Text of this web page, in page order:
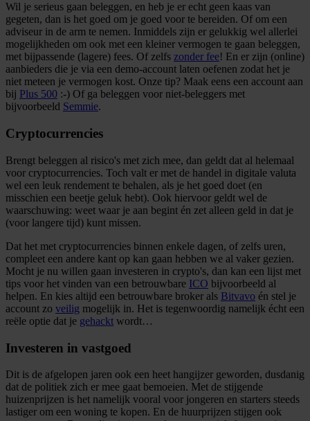
Wil je serieus gaan beleggen, en heb je er echt geen kaas van
gegeten, dan is het goed om je goed voor te bereiden. Of om een
adviseur in de arm te nemen. Inmiddels zijn er gelukkig wel allerlei
mogelijkheden om ook met een kleiner vermogen te gaan beleggen,
met bijpassende (lagere) fees. Of zelfs zonder fee! En er zijn (online)
aanbieders die je via een demo-account laten oefenen zodat het je
niet meteen je vermogen kost. Onze tip? Maak eens een account aan
bij Plus 500 :-) Of ga beleggen voor niet-beleggers met
bijvoorbeeld Semmie.
Cryptocurrencies
Brengt beleggen al risico's met zich mee, dan geldt dat al helemaal
voor cryptocurrencies. Toch valt er met de handel in digitale valuta
wel een leuk rendement te behalen, als je het goed doet (en
misschien een beetje geluk hebt). Ook hiervoor geldt wel de
waarschuwing: weet waar je aan begint én zet alleen geld in dat je
(voor langere tijd) kunt missen.
Dat het met cryptocurrencies binnen enkele dagen, of zelfs uren,
compleet een andere kant op kan gaan hebben we al vaker gezien.
Mocht je nu willen gaan investeren in crypto's, dan kan een lijst met
tips voor het vinden van een betrouwbare ICO bijvoorbeeld al
helpen. En kies altijd een betrouwbare broker als Bitvavo én stel je
account zo veilig mogelijk in. Het is tegenwoordig namelijk écht een
reële optie dat je gehackt wordt…
Investeren in vastgoed
Dit is de afgelopen jaren ook een heet hangijzer geworden, dusdanig
dat de politiek zich er mee gaat bemoeien. Met de stijgende
huizenprijzen is het namelijk vooral voor jongeren en starters steeds
lastiger om een woning te kopen. En de huurprijzen stijgen ook